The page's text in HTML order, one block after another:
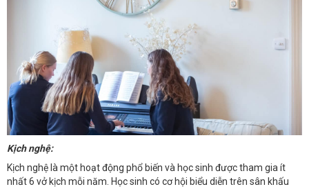
Kịch nghệ:
Kịch nghệ là một hoạt động phổ biến và học sinh được tham gia ít
nhất 6 vở kịch mỗi năm. Học sinh có cơ hội biểu diễn trên sân khấu